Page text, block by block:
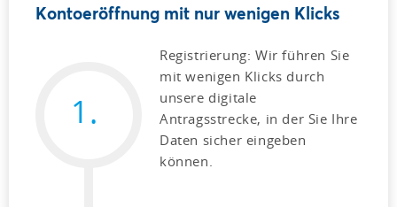
Kontoeröffnung mit nur wenigen Klicks
1.
Registrierung: Wir führen Sie
mit wenigen Klicks durch
unsere digitale
Antragsstrecke, in der Sie Ihre
Daten sicher eingeben
können.